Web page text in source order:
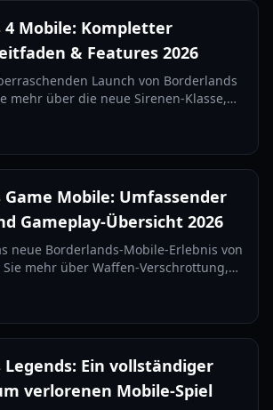
4 Mobile: Kompletter
& Features 2026
Launch von Borderlands
mehr über die neue Sirenen-Klasse,
unserem umfassenden Guide für
Mobile: Umfassender
Gameplay-Übersicht 2026
neue Borderlands-Mobile-Erlebnis von
mehr über Waffen-Verschrottung,
Ein vollständiger
verlorenen Mobile-Spiel